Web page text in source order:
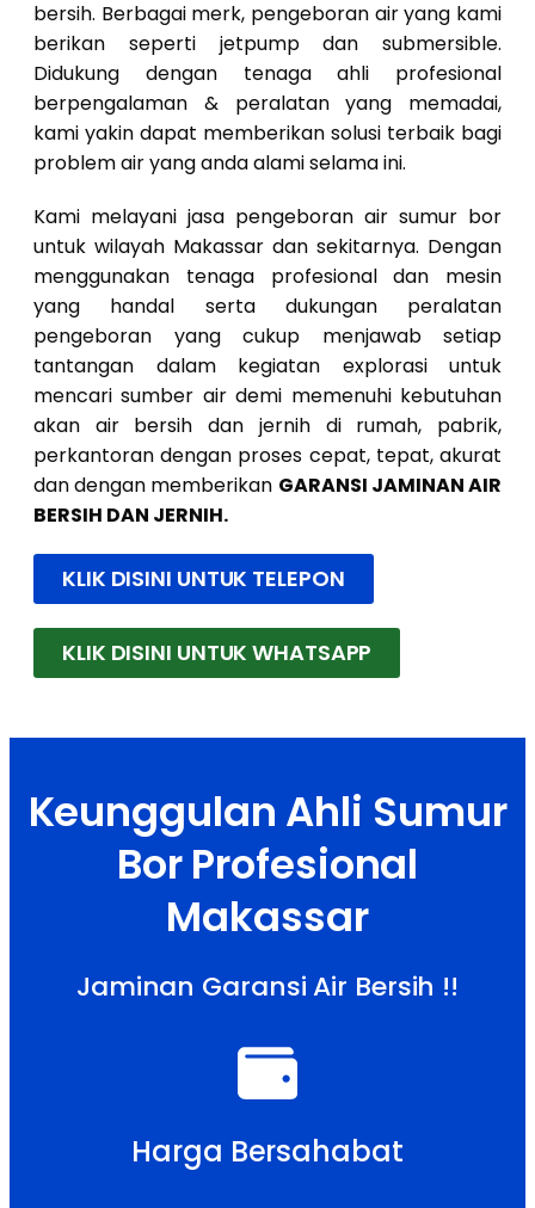
bersih. Berbagai merk, pengeboran air yang kami
berikan seperti jetpump dan submersible.
Didukung dengan tenaga ahli profesional
berpengalaman & peralatan yang memadai,
kami yakin dapat memberikan solusi terbaik bagi
problem air yang anda alami selama ini.
Kami melayani jasa pengeboran air sumur bor
untuk wilayah Makassar dan sekitarnya. Dengan
menggunakan tenaga profesional dan mesin
yang handal serta dukungan peralatan
pengeboran yang cukup menjawab setiap
tantangan dalam kegiatan explorasi untuk
mencari sumber air demi memenuhi kebutuhan
akan air bersih dan jernih di rumah, pabrik,
perkantoran dengan proses cepat, tepat, akurat
dan dengan memberikan GARANSI JAMINAN AIR
BERSIH DAN JERNIH.
KLIK DISINI UNTUK TELEPON
KLIK DISINI UNTUK WHATSAPP
Keunggulan Ahli Sumur
Bor Profesional
Makassar
Jaminan Garansi Air Bersih !!
Harga Bersahabat